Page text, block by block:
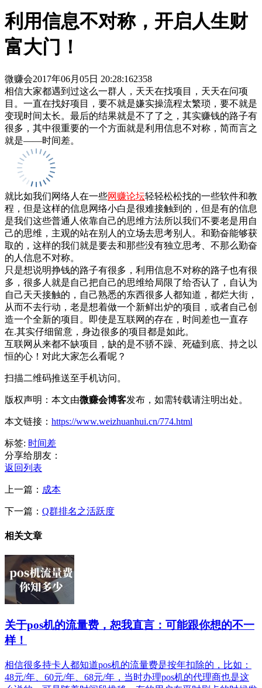
利用信息不对称，开启人生财
富大门！
微赚会2017年06月05日 20:28:162358
相信大家都遇到过这么一群人，天天在找项目，天天在问项
目。一直在找好项目，要不就是嫌实操流程太繁琐，要不就是
变现时间太长。最后的结果就是不了了之，其实赚钱的路子有
很多，其中很重要的一个方面就是利用信息不对称，简而言之
就是——时间差。
就比如我们网络人在一些网赚论坛轻轻松松找的一些软件和教
程，但是这样的信息网络小白是很难接触到的，但是有的信息
是我们这些普通人依靠自己的思维方法所以我们不要老是用自
己的思维，主观的站在别人的立场去思考别人。和勤奋能够获
取的，这样的我们就是要去和那些没有独立思考、不那么勤奋
的人信息不对称。
只是想说明挣钱的路子有很多，利用信息不对称的路子也有很
多，很多人就是自己把自己的思维给局限了给否认了，自认为
自己天天接触的，自己熟悉的东西很多人都知道，都烂大街，
从而不去行动，老是想着做一个新鲜出炉的项目，或者自己创
造一个全新的项目。即使是互联网的存在，时间差也一直存
在.其实仔细留意，身边很多的项目都是如此。
互联网从来都不缺项目，缺的是不骄不躁、死磕到底、持之以
恒的心！对此大家怎么看呢？
扫描二维码推送至手机访问。
版权声明：本文由微赚会博客发布，如需转载请注明出处。
本文链接： https://www.weizhuanhui.cn/774.html
标签: 时间差
分享给朋友：
返回列表
上一篇： 成本
下一篇： Q群排名之活跃度
相关文章
关于pos机的流量费，恕我直言：可能跟你想的不一
样！
相信很多持卡人都知道pos机的流量费是按年扣除的，比如：
48元/年、60元/年、68元/年，当时办理pos机的代理商也是这